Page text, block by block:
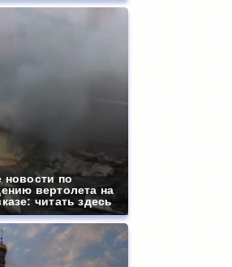
новости по
вертолета на
читать здесь